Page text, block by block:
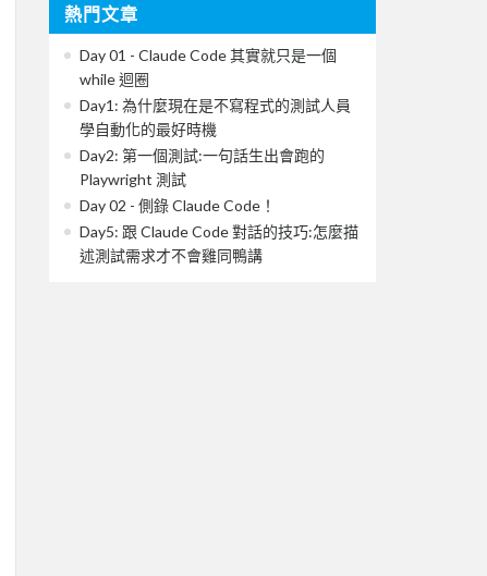
熱門文章
Day 01 - Claude Code 其實就只是一個
while 迴圈
Day1: 為什麼現在是不寫程式的測試人員
學自動化的最好時機
Day2: 第一個測試:一句話生出會跑的
Playwright 測試
Day 02 - 側錄 Claude Code！
Day5: 跟 Claude Code 對話的技巧:怎麼描
述測試需求才不會雞同鴨講